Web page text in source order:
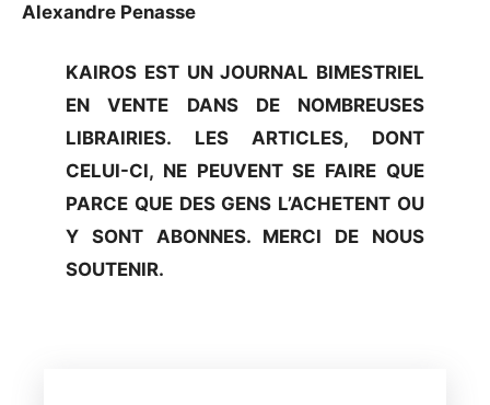
Alexandre Penasse
KAIROS EST UN JOURNAL BIMESTRIEL
EN VENTE DANS DE NOMBREUSES
LIBRAIRIES. LES ARTICLES, DONT
CELUI-CI, NE PEUVENT SE FAIRE QUE
PARCE QUE DES GENS L’ACHETENT OU
Y SONT ABONNES. MERCI DE NOUS
SOUTENIR.